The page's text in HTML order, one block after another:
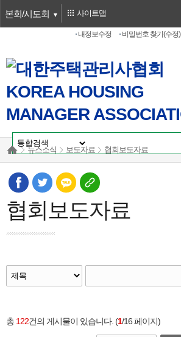
본회/시도회
비밀번호 찾기(수정)
내정보수정
사이트맵
뉴스소식 보도자료 협회보도자료
협회보도자료
총 122건의 게시물이 있습니다. (1/16 페이지)